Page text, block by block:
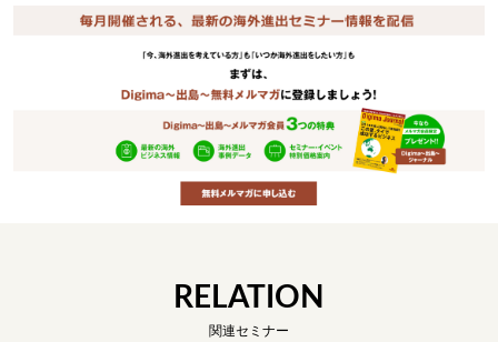
RELATION
関連セミナー